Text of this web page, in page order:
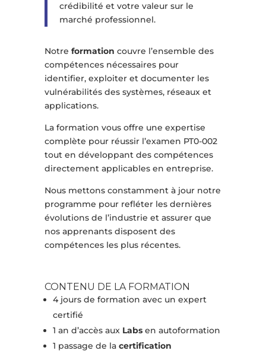
crédibilité et votre valeur sur le
marché professionnel.
Notre formation couvre l’ensemble des
compétences nécessaires pour
identifier, exploiter et documenter les
vulnérabilités des systèmes, réseaux et
applications.
La formation vous offre une expertise
complète pour réussir l’examen PT0-002
tout en développant des compétences
directement applicables en entreprise.
Nous mettons constamment à jour notre
programme pour refléter les dernières
évolutions de l’industrie et assurer que
nos apprenants disposent des
compétences les plus récentes.
CONTENU DE LA FORMATION
4 jours de formation avec un expert
certifié
1 an d’accès aux Labsen autoformation
1 passage de la certification